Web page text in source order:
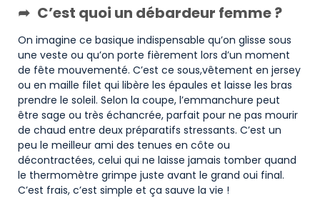
C’est quoi un débardeur femme ?
On imagine ce basique indispensable qu’on glisse sous
une veste ou qu’on porte fièrement lors d’un moment
de fête mouvementé. C’est ce sous,vêtement en jersey
ou en maille filet qui libère les épaules et laisse les bras
prendre le soleil. Selon la coupe, l’emmanchure peut
être sage ou très échancrée, parfait pour ne pas mourir
de chaud entre deux préparatifs stressants. C’est un
peu le meilleur ami des tenues en côte ou
décontractées, celui qui ne laisse jamais tomber quand
le thermomètre grimpe juste avant le grand oui final.
C’est frais, c’est simple et ça sauve la vie !